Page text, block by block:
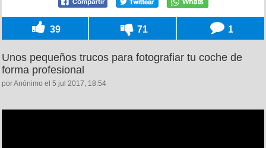
39 71 1
Unos pequeños trucos para fotografiar tu coche de
forma profesional
por Anónimo el 5 jul 2017, 18:54